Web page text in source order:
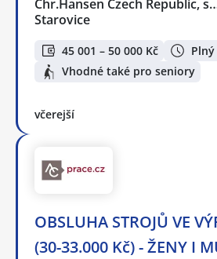
Chr.Hansen Czech Republic,
Starovice
45 001 – 50 000 Kč
Vhodné také pro seniory
včerejší
OBSLUHA STROJŮ VE
(30-33.000 Kč) - ŽENY I